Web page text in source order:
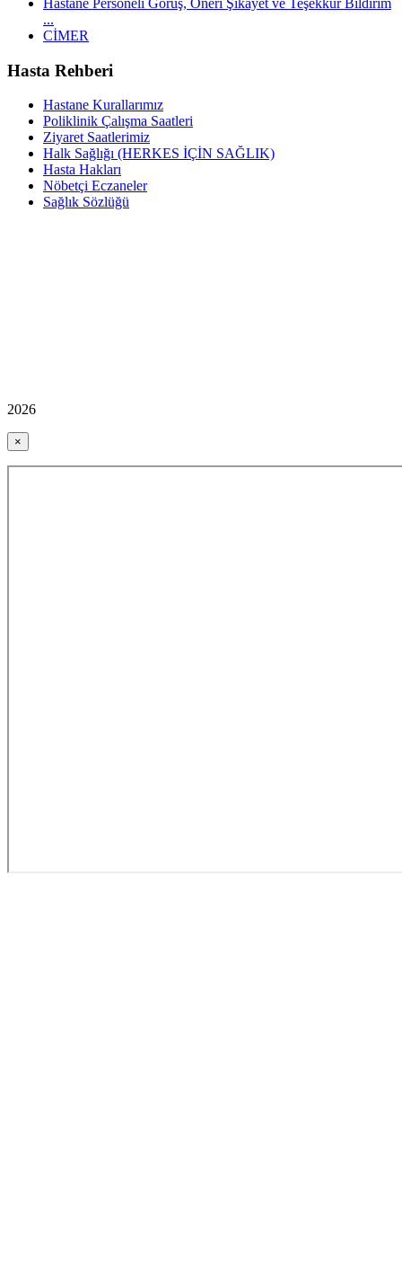
...
CİMER
Hasta Rehberi
Hastane Kurallarımız
Poliklinik Çalışma Saatleri
Ziyaret Saatlerimiz
Halk Sağlığı (HERKES İÇİN SAĞLIK)
Hasta Hakları
Nöbetçi Eczaneler
Sağlık Sözlüğü
2026
×